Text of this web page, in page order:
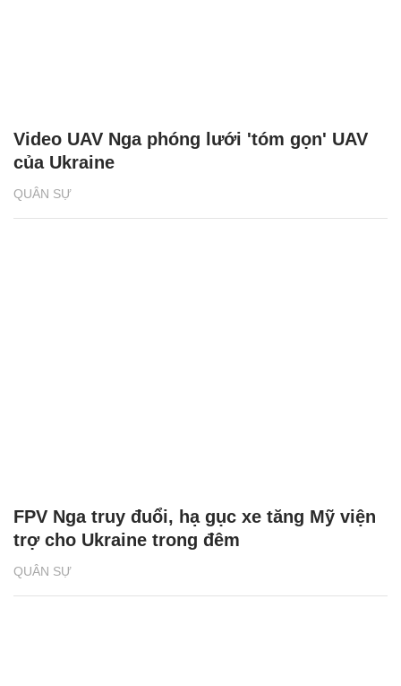
QUÂN SỰ
Video UAV Nga phóng lưới 'tóm gọn' UAV
của Ukraine
QUÂN SỰ
FPV Nga truy đuổi, hạ gục xe tăng Mỹ viện
trợ cho Ukraine trong đêm